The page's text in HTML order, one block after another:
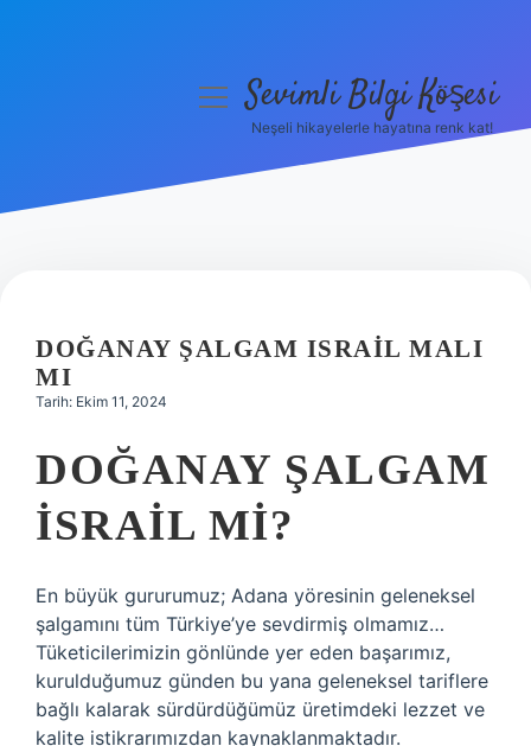
Hakkımızda
menüyüSevimli Bilgi Köşesi
Neşeli hikayelerle hayatına renk kat!
DOĞANAY ŞALGAM ISRAIL MALI
MI
Tarih: Ekim 11, 2024
DOĞANAY ŞALGAM
İSRAIL MI?
En büyük gururumuz; Adana yöresinin geleneksel
şalgamını tüm Türkiye’ye sevdirmiş olmamız…
Tüketicilerimizin gönlünde yer eden başarımız,
kurulduğumuz günden bu yana geleneksel tariflere
bağlı kalarak sürdürdüğümüz üretimdeki lezzet ve
kalite istikrarımızdan kaynaklanmaktadır.